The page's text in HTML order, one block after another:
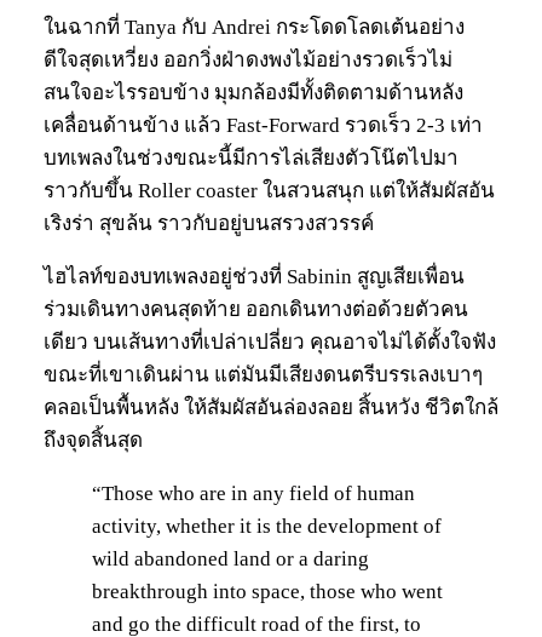
ในฉากที่ Tanya กับ Andrei กระโดดโลดเต้นอย่าง
ดีใจสุดเหวี่ยง ออกวิ่งฝ่าดงพงไม้อย่างรวดเร็วไม่
สนใจอะไรรอบข้าง มุมกล้องมีทั้งติดตามด้านหลัง
เคลื่อนด้านข้าง แล้ว Fast-Forward รวดเร็ว 2-3 เท่า
บทเพลงในช่วงขณะนี้มีการไล่เสียงตัวโน๊ตไปมา
ราวกับขึ้น Roller coaster ในสวนสนุก แต่ให้สัมผัสอัน
เริงร่า สุขล้น ราวกับอยู่บนสรวงสวรรค์
ไฮไลท์ของบทเพลงอยู่ช่วงที่ Sabinin สูญเสียเพื่อน
ร่วมเดินทางคนสุดท้าย ออกเดินทางต่อด้วยตัวคน
เดียว บนเส้นทางที่เปล่าเปลี่ยว คุณอาจไม่ได้ตั้งใจฟัง
ขณะที่เขาเดินผ่าน แต่มันมีเสียงดนตรีบรรเลงเบาๆ
คลอเป็นพื้นหลัง ให้สัมผัสอันล่องลอย สิ้นหวัง ชีวิตใกล้
ถึงจุดสิ้นสุด
“Those who are in any field of human
activity, whether it is the development of
wild abandoned land or a daring
breakthrough into space, those who went
and go the difficult road of the first, to